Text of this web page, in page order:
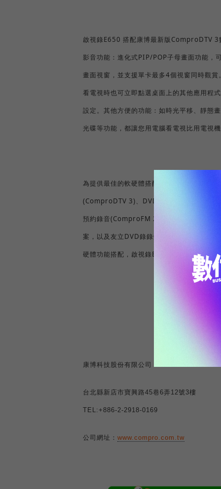
啟視錄E650 搭配康博最新版 ComproDTV 3
影音功能：進化式PIP/POP子母畫面功能，
畫面視窗，並支援單卡最多4個視窗同時觀賞
看電視時也可立即點選桌面上的其他應用程
設定。其他方便的功能：如時光平移、靜態
光碟等功能，都讓您用電腦看電視比用電視
為提供最佳的軟硬體搭配，啟視錄
(ComproDTV 3) DVD
預約錄音(ComproFM 2)
案，以及友立 DVD錄錄燒
硬體功能搭配，啟視錄E650 電視卡是您收
康博科技股份有限公司
台北縣新店市寶興路45巷6弄12號 3樓
TEL:+886-2-2918-0169
公司網址： www.compro.com.tw